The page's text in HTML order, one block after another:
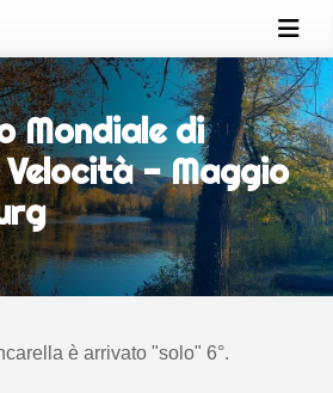
Mondiale di
- Maggio
è arrivato "solo" 6°.